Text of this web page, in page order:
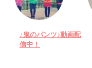
♪鬼のパンツ♪動画配
信中！